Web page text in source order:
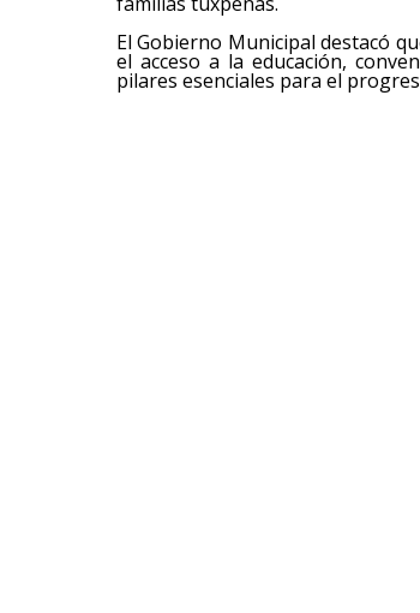
El Gobierno Municipal destacó
el acceso a la educación,
pilares esenciales para el